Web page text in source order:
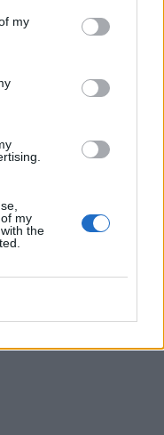
my
my
the
și Ciucă este un
mic decât cotațiile
media din «vremuri